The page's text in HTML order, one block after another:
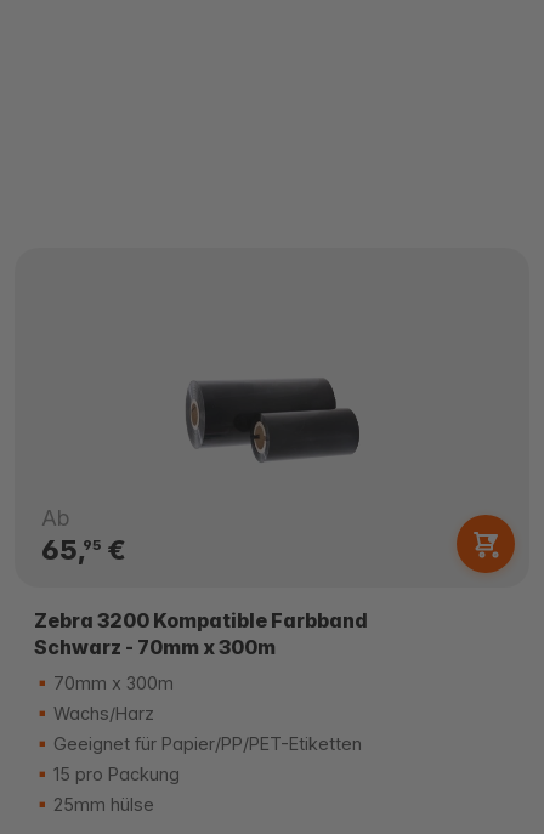
Ab
65,95€
Zebra 3200 Kompatible Farbband
Schwarz - 70mm x 300m
70mm x 300m
Wachs/Harz
Geeignet für Papier/PP/PET-Etiketten
15 pro Packung
25mm hülse